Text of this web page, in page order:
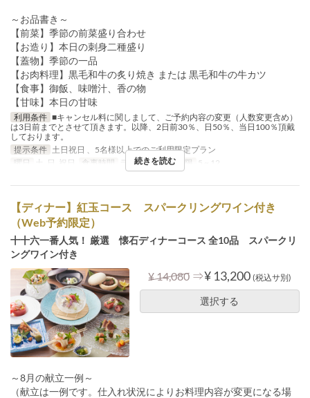
～お品書き～
【前菜】季節の前菜盛り合わせ
【お造り】本日の刺身二種盛り
【蓋物】季節の一品
【お肉料理】黒毛和牛の炙り焼き または 黒毛和牛の牛カツ
【食事】御飯、味噌汁、香の物
【甘味】本日の甘味
利用条件 ■キャンセル料に関しまして、ご予約内容の変更（人数変更含め）
は3日前までとさせて頂きます。以降、2日前30％、日50％、当日100％頂戴
しております。
提示条件 土日祝日 、5名様以上でのご利用限定プラン
曜日
土, 日, 祝日 食事時間 ランチ 注文数制限 5 ~ 12
続きを読む
【ディナー】紅玉コース スパークリングワイン付き
（Web予約限定）
十十六一番人気！ 厳選 懐石ディナーコース 全10品 スパークリ
ングワイン付き
¥ 14,080 ⇒¥ 13,200 (税込サ別)
選択する
～8月の献立一例～
（献立は一例です。仕入れ状況によりお料理内容が変更になる場